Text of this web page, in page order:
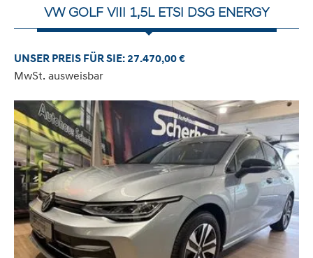
VW GOLF VIII 1,5L ETSI DSG ENERGY
UNSER PREIS FÜR SIE: 27.470,00 €
MwSt. ausweisbar